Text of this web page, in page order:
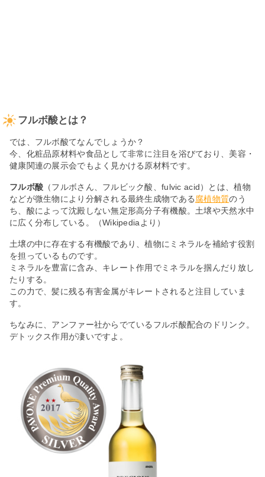
フルボ酸とは？
では、フルボ酸てなんでしょうか？
今、化粧品原材料や食品として非常に注目を浴びており、美容・
健康関連の展示会でもよく見かける原材料です。
フルボ酸 （フルボさん、フルビック酸、fulvic acid）とは、植物
などが微生物により分解される最終生成物である腐植物質のう
ち、酸によって沈殿しない無定形高分子有機酸。土壌や天然水中
に広く分布している。（Wikipediaより）
土壌の中に存在する有機酸であり、植物にミネラルを補給す役割
を担っているものです。
ミネラルを豊富に含み、キレート作用でミネラルを掴んだり放し
たりする。
この力で、髪に残る有害金属がキレートされると注目していま
す。
ちなみに、アンファー社からでているフルボ酸配合のドリンク。
デトックス作用が凄いですよ。